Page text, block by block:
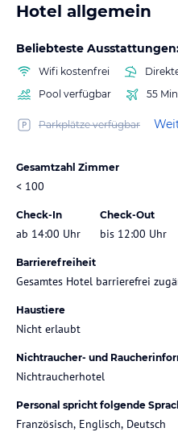
Hotel allgemein
Beliebteste
Wifi kostenfrei
Pool verfügbar
55
Parkplätze verfügbar
Gesamtzahl Zimmer
< 100
Check-In
ab 14:00 Uhr
Check-Out
bis 12:00 Uhr
Barrierefreiheit
Gesamtes Hotel barrierefrei
Haustiere
Nicht erlaubt
Nichtraucher- und
Nichtraucherhotel
Personal spricht folgende
Französisch, Englisch, Deutsch